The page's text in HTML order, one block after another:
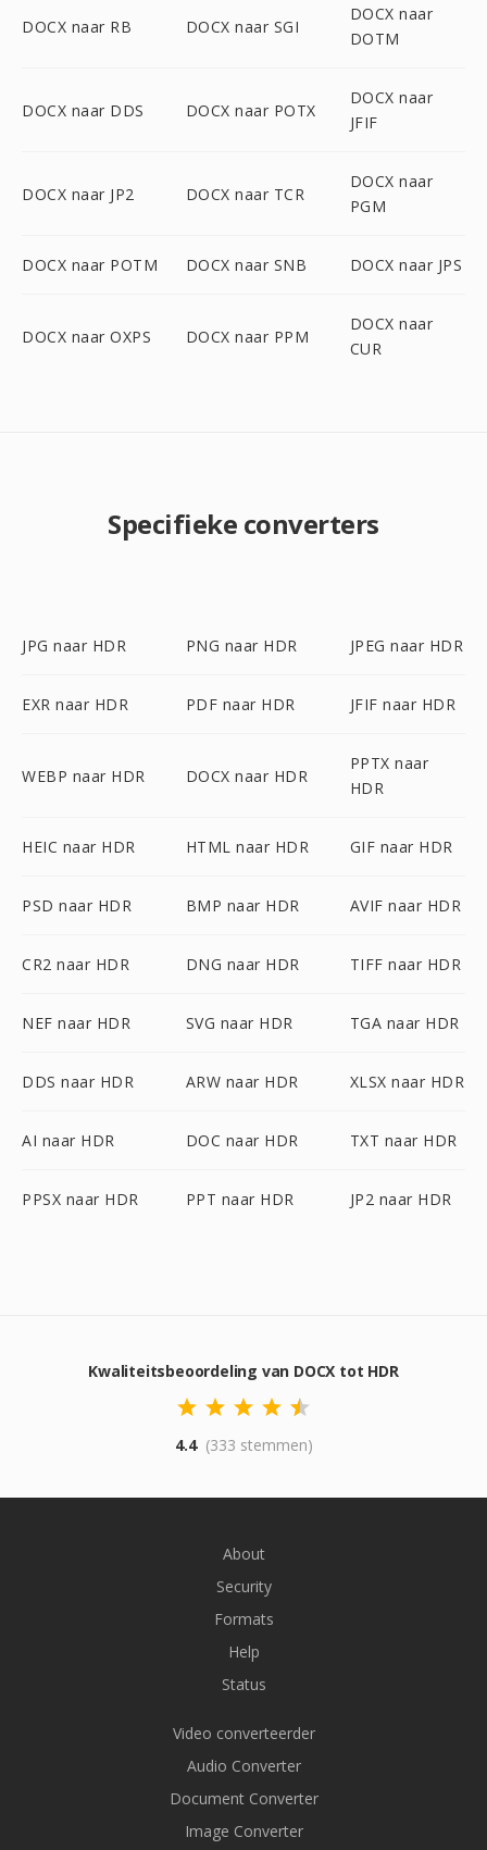
DOCX naar RB DOCX naar SGI
DOCX naar
DOTM
DOCX naar DDS DOCX naar POTX
DOCX naar
JFIF
DOCX naar JP2 DOCX naar TCR
DOCX naar
PGM
DOCX naar POTM DOCX naar SNB DOCX naar JPS
DOCX naar OXPS DOCX naar PPM
DOCX naar
CUR
Specifieke converters
JPG naar HDR PNG naar HDR JPEG naar HDR
EXR naar HDR PDF naar HDR JFIF naar HDR
WEBP naar HDR DOCX naar HDR
PPTX naar
HDR
HEIC naar HDR HTML naar HDR GIF naar HDR
PSD naar HDR BMP naar HDR AVIF naar HDR
CR2 naar HDR DNG naar HDR TIFF naar HDR
NEF naar HDR SVG naar HDR TGA naar HDR
DDS naar HDR ARW naar HDR XLSX naar HDR
AI naar HDR DOC naar HDR TXT naar HDR
PPSX naar HDR PPT naar HDR JP2 naar HDR
Kwaliteitsbeoordeling van DOCX tot HDR
4.4 (333 stemmen)
About
Security
Formats
Help
Status
Video converteerder
Audio Converter
Document Converter
Image Converter